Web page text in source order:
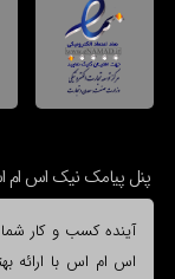
پنل پیامک نیک اس ام اس با 17
آینده کسب و کار
اس ام اس با ارائه